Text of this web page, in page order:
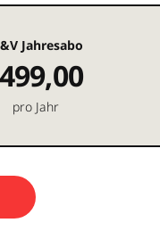
Jahresabo
499,00
pro Jahr